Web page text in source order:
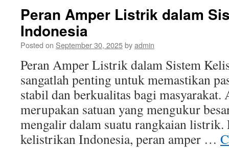
Peran Amper Listrik dalam
Indonesia
Posted on September 30, 2025byadmin
Peran Amper Listrik dalam Sistem
sangatlah penting untuk memastikan
stabil dan berkualitas bagi
merupakan satuan yang mengukur
mengalir dalam suatu rangkaian listrik.
kelistrikan Indonesia, peran amper …